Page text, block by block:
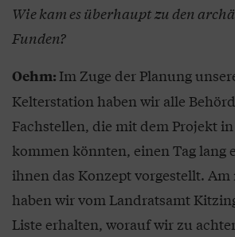
Wie kam es überhaupt zu den
Funden?
Oehm:Im Zuge der Planung
Kelterstation haben wir alle
Fachstellen, die mit dem Projekt
kommen könnten, einen Tag lang
ihnen das Konzept vorgestellt. Am
haben wir vom Landratsamt
Liste erhalten, worauf wir zu